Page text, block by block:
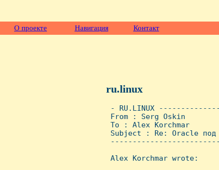
О проекте Навигация Контакт
ru.linux
- RU.LINUX
From : Serg Oskin
To : Alex Korchmar
Subject : Re: Oracle
Alex Korchmar wrote: